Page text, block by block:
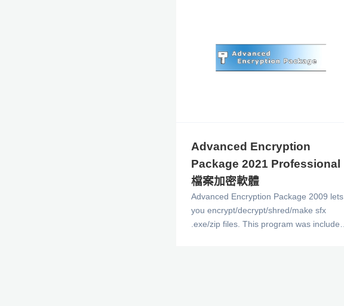
Advanced Encryption
Package 2021 Professional
檔案加密軟體
Advanced Encryption Package 2009 lets
you encrypt/decrypt/shred/make sfx
.exe/zip files. This program was included